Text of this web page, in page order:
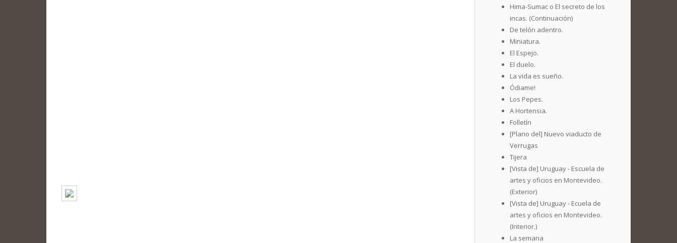
Hima-Sumac o El secreto de los
incas. (Continuación)
De telón adentro.
Miniatura.
El Espejo.
El duelo.
La vida es sueño.
Ódiame!
Los Pepes.
A Hortensia.
Folletín
[Plano del] Nuevo viaducto de
Verrugas
Tijera
[Vista de] Uruguay - Escuela de
artes y oficios en Montevideo.
(Exterior)
[Vista de] Uruguay - Ecuela de
artes y oficios en Montevideo.
(Interior.)
La semana